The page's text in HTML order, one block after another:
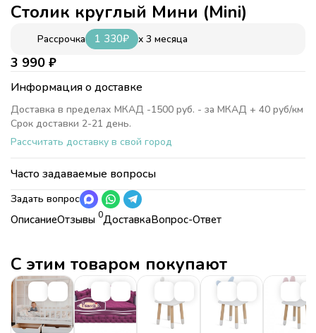
ОписаниеОтзывы 0ДоставкаВопрос-Ответ
Коллекция
Детские столики и стульчики MINI
Страна
Россия
Цветовая гамма
Белый/дерево
Ширина
69,5 см
Страна
Цветовая гамма
Ширина
69,5 см
Столик круглый Мини (Mini)
Рассрочка 1 330₽ x 3 месяца
3 990 ₽
Информация о доставке
Доставка в пределах МКАД -1500 руб. - за МКАД + 40 руб/км
Срок доставки 2-21 день.
Рассчитать доставку в свой город
Часто задаваемые вопросы
Задать вопрос
С этим товаром покупают